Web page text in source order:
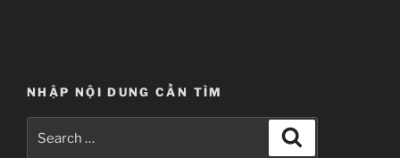
NHẬP NỘI DUNG CẦN TÌM
for: